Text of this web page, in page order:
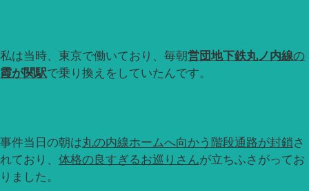
私は当時、東京で働いており、毎朝営団地下鉄丸ノ内線の
霞が関駅で乗り換えをしていたんです。
事件当日の朝は丸の内線ホームへ向かう階段通路が封鎖さ
れており、 体格の良すぎるお巡りさんが立ちふさがってお
りました。